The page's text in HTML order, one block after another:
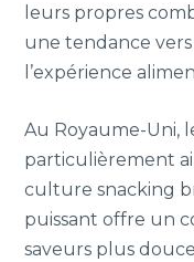
leurs propres
une tendance
l’expérience
Au Royaume-Uni,
particulièrement
culture snacking
puissant offre un
saveurs plus